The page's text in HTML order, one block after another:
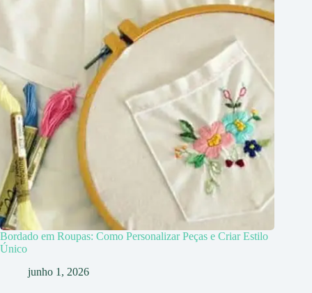
Bordado em Roupas: Como Personalizar Peças e Criar Estilo
Único
junho 1, 2026